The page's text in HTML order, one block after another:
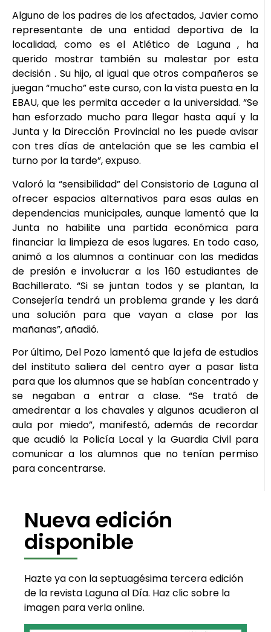
Alguno de los padres de los afectados, Javier como
representante de una entidad deportiva de la
localidad, como es el Atlético de Laguna , ha
querido mostrar también su malestar por esta
decisión . Su hijo, al igual que otros compañeros se
juegan “mucho” este curso, con la vista puesta en la
EBAU, que les permita acceder a la universidad. “Se
han esforzado mucho para llegar hasta aquí y la
Junta y la Dirección Provincial no les puede avisar
con tres días de antelación que se les cambia el
turno por la tarde”, expuso.
Valoró la “sensibilidad” del Consistorio de Laguna al
ofrecer espacios alternativos para esas aulas en
dependencias municipales, aunque lamentó que la
Junta no habilite una partida económica para
financiar la limpieza de esos lugares. En todo caso,
animó a los alumnos a continuar con las medidas
de presión e involucrar a los 160 estudiantes de
Bachillerato. “Si se juntan todos y se plantan, la
Consejería tendrá un problema grande y les dará
una solución para que vayan a clase por las
mañanas”, añadió.
Por último, Del Pozo lamentó que la jefa de estudios
del instituto saliera del centro ayer a pasar lista
para que los alumnos que se habían concentrado y
se negaban a entrar a clase. “Se trató de
amedrentar a los chavales y algunos acudieron al
aula por miedo”, manifestó, además de recordar
que acudió la Policía Local y la Guardia Civil para
comunicar a los alumnos que no tenían permiso
para concentrarse.
Nueva edición
disponible
Hazte ya con la septuagésima tercera edición
de la revista Laguna al Día. Haz clic sobre la
imagen para verla online.